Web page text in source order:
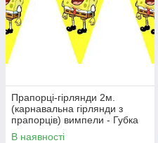
Прапорці-гірлянди 2м.
(карнавальна гірлянди з
прапорців) вимпели - Губка
Боб, Жовтий
В наявності